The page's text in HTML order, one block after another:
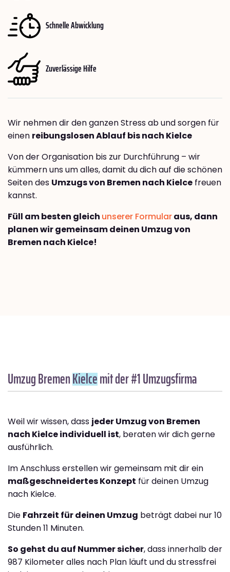
Schnelle Abwicklung
Zuverlässige Hilfe
Wir nehmen dir den ganzen Stress ab und sorgen für
einen reibungslosen Ablauf bis nach Kielce
Von der Organisation bis zur Durchführung – wir
kümmern uns um alles, damit du dich auf die schönen
Seiten des Umzugs von Bremen nach Kielce freuen
kannst.
Füll am besten gleich unserer Formularaus, dann
planen wir gemeinsam deinen Umzug von
Bremen nach Kielce!
Umzug BremenKielcemit der #1 Umzugsfirma
Weil wir wissen, dass jeder Umzug von Bremen
nach Kielce individuell ist, beraten wir dich gerne
ausführlich.
Im Anschluss erstellen wir gemeinsam mit dir ein
maßgeschneidertes Konzept für deinen Umzug
nach Kielce.
Die Fahrzeit für deinen Umzug beträgt dabei nur 10
Stunden 11 Minuten.
So gehst du auf Nummer sicher, dass innerhalb der
987 Kilometer alles nach Plan läuft und du stressfrei